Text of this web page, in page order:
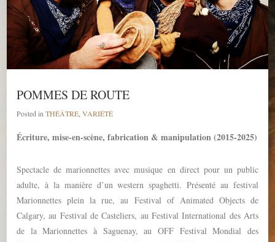
POMMES DE ROUTE
Posted inTHÉÂTRE ,VARIÉTÉ
Écriture, mise-en-scène, fabrication & manipulation (2015-2025)
Spectacle de marionnettes avec musique en direct pour un public
adulte, à la manière d’un western spaghetti. Présenté au festival
Marionnettes plein la rue, au Festival of Animated Objects de
Calgary, au Festival de Casteliers, au Festival International des Arts
de la Marionnettes à Saguenay, au OFF Festival Mondial des